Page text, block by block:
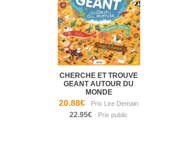
CHERCHE ET TROUVE
GEANT AUTOUR DU
MONDE
20.88€
22.95€